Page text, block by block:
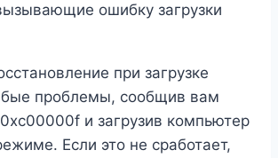
ошибку загрузки
при загрузке
проблемы, сообщив вам
и загрузив компьютер
Если это не сработает,